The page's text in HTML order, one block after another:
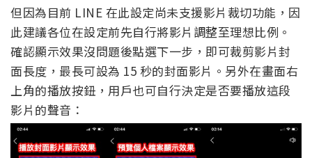
但因為目前 LINE 在此設定尚未支援影片裁切功能，因
此建議各位在設定前先自行將影片調整至理想比例。
確認顯示效果沒問題後點選下一步，即可裁剪影片封
面長度，最長可設為 15 秒的封面影片。另外在畫面右
上角的播放按鈕，用戶也可自行決定是否要播放這段
影片的聲音：